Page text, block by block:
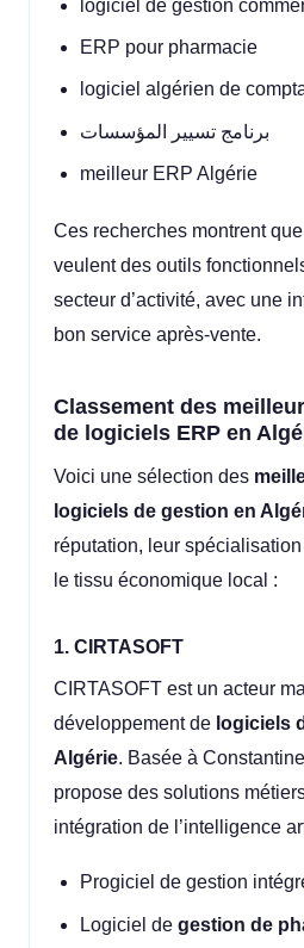
logiciel de gestion
ERP pour pharmacie
logiciel algérien de
برنامج تسيير المؤسسات
meilleur ERP Algérie
Ces recherches montrent
veulent des outils
secteur d’activité, avec une
bon service après-vente.
Classement des
de logiciels ERP en
Voici une sélection des
logiciels de gestion en
réputation, leur
le tissu économique local :
1. CIRTASOFT
CIRTASOFT est un acteur
développement de logiciels
Algérie. Basée à
propose des solutions
intégration de l’intelligence
Progiciel de gestion
Logiciel degestion de